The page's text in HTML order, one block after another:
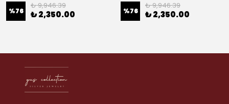
%76
₺ 9,946.39
₺ 2,350.00 %76
₺ 9,946.39
₺ 2,350.00